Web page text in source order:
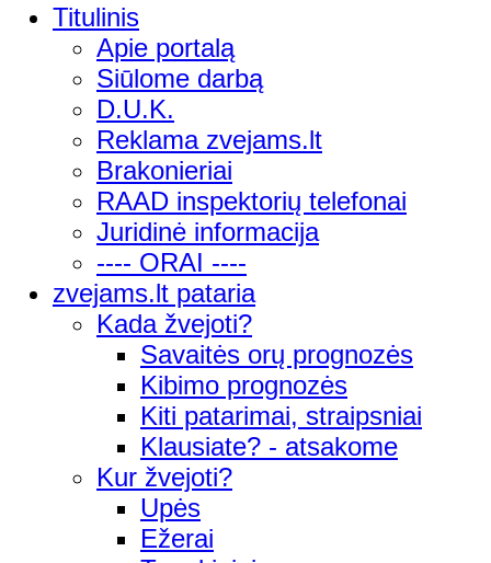
Titulinis
Apie portalą
Siūlome darbą
D.U.K.
Reklama zvejams.lt
Brakonieriai
RAAD inspektorių telefonai
Juridinė informacija
---- ORAI ----
zvejams.lt pataria
Kada žvejoti?
Savaitės orų prognozės
Kibimo prognozės
Kiti patarimai, straipsniai
Klausiate? - atsakome
Kur žvejoti?
Upės
Ežerai